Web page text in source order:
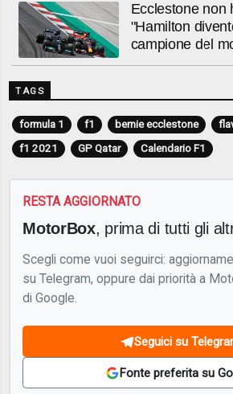
Ecclestone non
"Hamilton
campione del
TAGS
formula 1 f1 bernie ecclestone
f1 2021
GP Qatar Calendario F1
RESTA AGGIORNATO
MotorBox, prima di tutti gli
Scegli come vuoi seguirci:
su Telegram, oppure dai priorità a
di Google.
Seguici su
Fonte preferita su